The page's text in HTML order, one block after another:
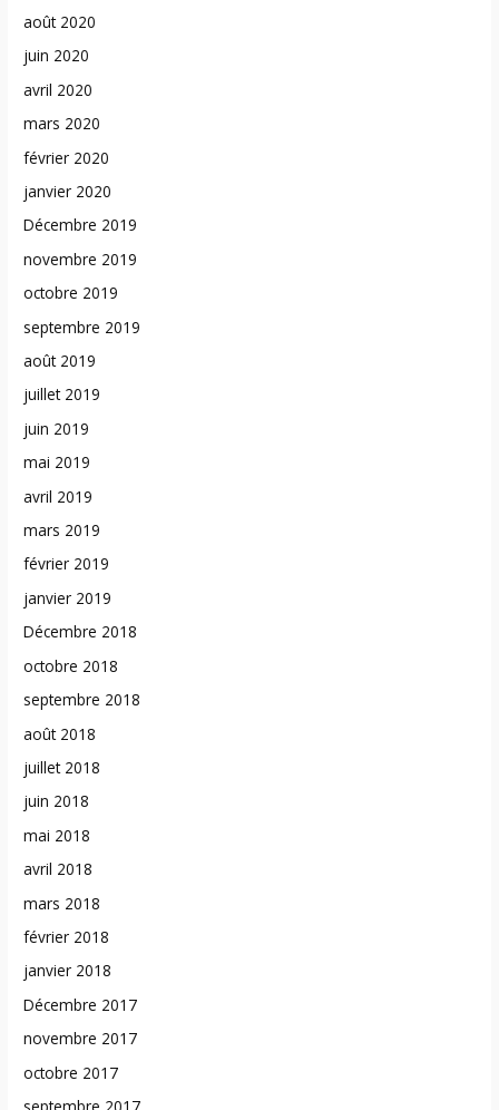
août 2020
juin 2020
avril 2020
mars 2020
février 2020
janvier 2020
Décembre 2019
novembre 2019
octobre 2019
septembre 2019
août 2019
juillet 2019
juin 2019
mai 2019
avril 2019
mars 2019
février 2019
janvier 2019
Décembre 2018
octobre 2018
septembre 2018
août 2018
juillet 2018
juin 2018
mai 2018
avril 2018
mars 2018
février 2018
janvier 2018
Décembre 2017
novembre 2017
octobre 2017